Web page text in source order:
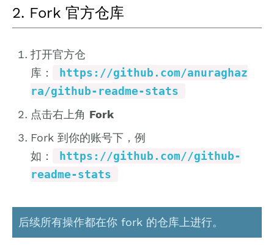
2. Fork 官方仓库
打开官方仓
库：
https://github.com/anuraghaz
ra/github-readme-stats
点击右上角 Fork
Fork 到你的账号下，例
如：
https://github.com//github-
readme-stats
后续所有操作都在你 fork 的仓库上进行。